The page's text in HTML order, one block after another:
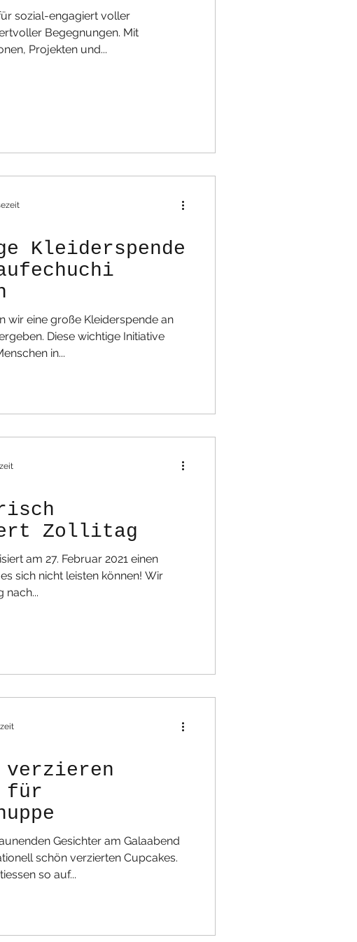
engagiert voller
Begegnungen. Mit
Projekten und...
Kleiderspende
wir eine große Kleiderspende an
in...
Zollitag
können! Wir
nach...
für
Gesichter am Galaabend
so auf...